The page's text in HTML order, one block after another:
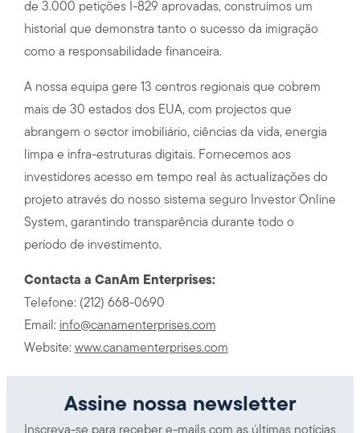
de 3.000 petições I-829 aprovadas, construímos um
historial que demonstra tanto o sucesso da imigração
como a responsabilidade financeira.
A nossa equipa gere 13 centros regionais que cobrem
mais de 30 estados dos EUA, com projectos que
abrangem o sector imobiliário, ciências da vida, energia
limpa e infra-estruturas digitais. Fornecemos aos
investidores acesso em tempo real às actualizações do
projeto através do nosso sistema seguro Investor Online
System, garantindo transparência durante todo o
período de investimento.
Contacta a CanAm Enterprises:
Telefone: (212) 668-0690
Email: info@canamenterprises.com
Website: www.canamenterprises.com
Assine nossa newsletter